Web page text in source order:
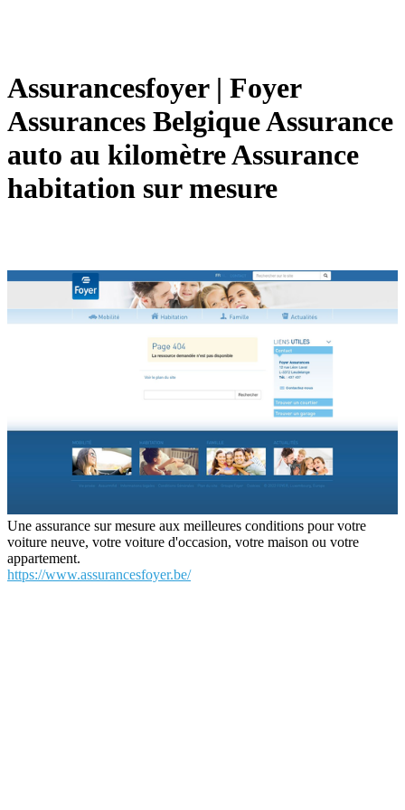
Assurancesfoyer | Foyer
Assurances Belgique Assurance
auto au kilomètre Assurance
habitation sur mesure
Une assurance sur mesure aux meilleures conditions pour votre
voiture neuve, votre voiture d'occasion, votre maison ou votre
appartement.
https://www.assurancesfoyer.be/